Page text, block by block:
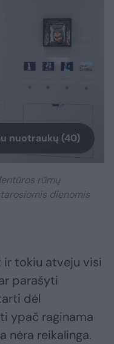
nuotraukų (40)
rūmų
dienomis
ir tokiu atveju visi
parašyti
dėl
ypač raginama
nėra reikalinga.